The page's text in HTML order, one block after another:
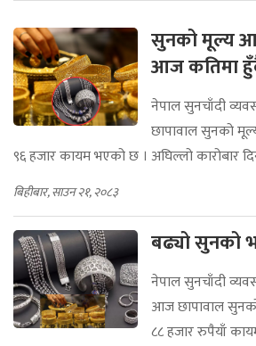
सुनको मूल्य
आज कतिमा
नेपाल सुनचाँदी
छापावाल सुनको
९६ हजार कायम भएको छ । अघिल्लो कारोबार
बिहीबार, साउन २१, २०८३
बढ्यो सुनको
नेपाल सुनचाँदी
आज छापावाल
८८ हजार रुपैयाँ